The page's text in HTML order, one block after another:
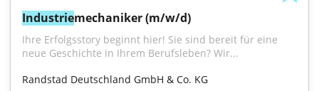
Industriemechaniker (m/w/d)
Ihre Erfolgsstory beginnt hier! Sie sind bereit für eine
neue Geschichte in Ihrem Berufsleben? Wir...
Randstad Deutschland GmbH & Co. KG